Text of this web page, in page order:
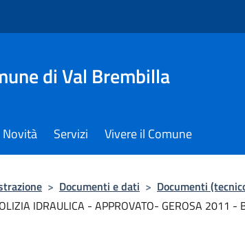
di Val Brembilla
Novità Servizi Vivere il Comune
> Documenti e dati > Documenti
IDRAULICA - APPROVATO- GEROSA 2011